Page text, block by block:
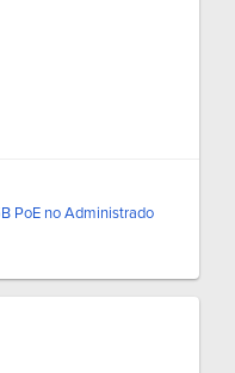
PoE no Administrado